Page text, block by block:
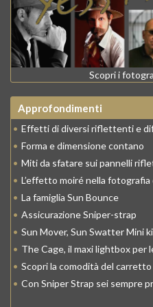
Scopri i
Approfondimenti
• Effetti di diversi riflettenti e
• Forma e dimensione contano
• Miti da sfatare sui pannelli
• L’effetto moiré nella fotografia
• La famiglia Sun Bounce
• Assicurazione Sniper-strap
• Sun Mover, Sun Swatter Mini
• The Cage, il maxi lightbox
• Scopri la comodità del
• Con Sniper Strap sei sempre